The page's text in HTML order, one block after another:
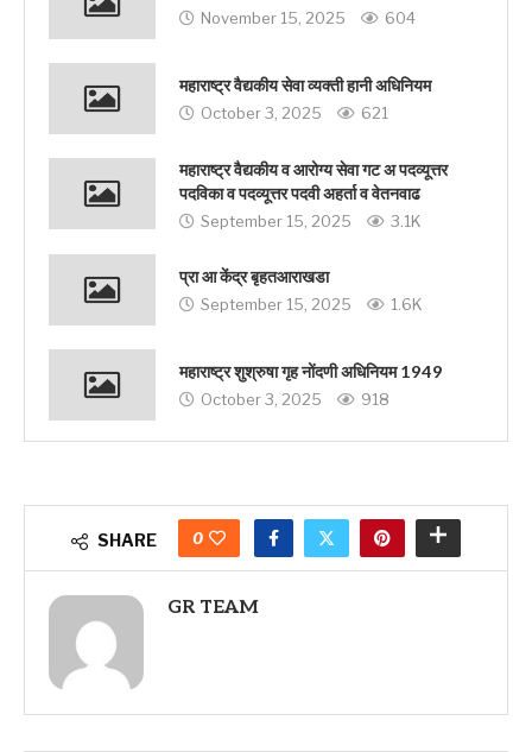
November 15, 2025 604
महाराष्ट्र वैद्यकीय सेवा व्यक्ती हानी अधिनियम
October 3, 2025 621
महाराष्ट्र वैद्यकीय व आरोग्य सेवा गट अ पदव्यूत्तर
पदविका व पदव्यूत्तर पदवी अहर्ता व वेतनवाढ
September 15, 2025 3.1K
प्रा आ केंद्र बृहतआराखडा
September 15, 2025 1.6K
महाराष्ट्र शुश्रुषा गृह नोंदणी अधिनियम 1949
October 3, 2025 918
SHARE 0
GR TEAM